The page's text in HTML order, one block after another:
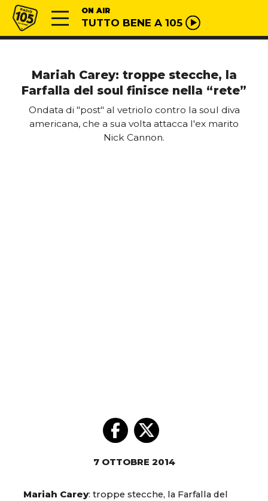
Vai al contenuto
Radio 105 ON AIR
TUTTO BENE A 105
Mariah Carey: troppe stecche, la
Farfalla del soul finisce nella “rete”
Ondata di "post" al vetriolo contro la soul diva
americana, che a sua volta attacca l'ex marito
Nick Cannon.
7 OTTOBRE 2014
Mariah Carey: troppe stecche, la Farfalla del